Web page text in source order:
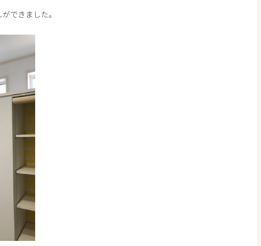
できました。